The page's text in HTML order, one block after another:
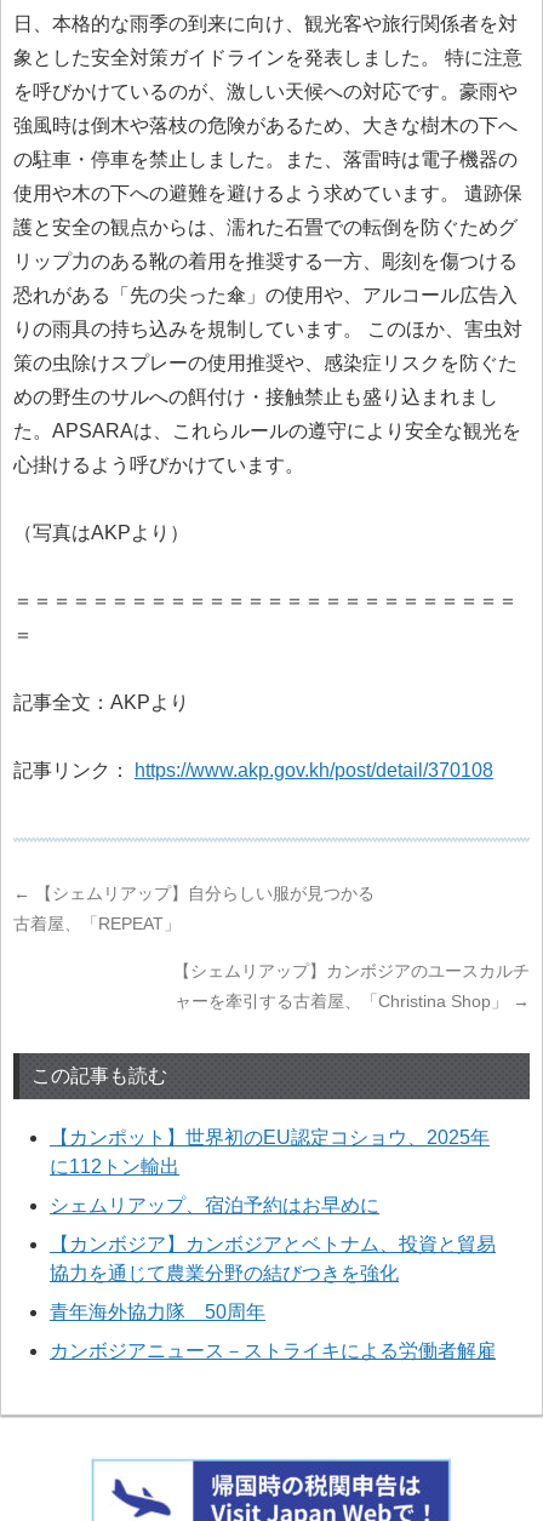
日、本格的な雨季の到来に向け、観光客や旅行関係者を対
象とした安全対策ガイドラインを発表しました。 特に注意
を呼びかけているのが、激しい天候への対応です。豪雨や
強風時は倒木や落枝の危険があるため、大きな樹木の下へ
の駐車・停車を禁止しました。また、落雷時は電子機器の
使用や木の下への避難を避けるよう求めています。 遺跡保
護と安全の観点からは、濡れた石畳での転倒を防ぐためグ
リップ力のある靴の着用を推奨する一方、彫刻を傷つける
恐れがある「先の尖った傘」の使用や、アルコール広告入
りの雨具の持ち込みを規制しています。 このほか、害虫対
策の虫除けスプレーの使用推奨や、感染症リスクを防ぐた
めの野生のサルへの餌付け・接触禁止も盛り込まれまし
た。APSARAは、これらルールの遵守により安全な観光を
心掛けるよう呼びかけています。
（写真はAKPより）
＝＝＝＝＝＝＝＝＝＝＝＝＝＝＝＝＝＝＝＝＝＝＝＝＝＝
＝
記事全文：AKPより
記事リンク： https://www.akp.gov.kh/post/detail/370108
←
【シェムリアップ】自分らしい服が見つかる
古着屋、「REPEAT」
【シェムリアップ】カンボジアのユースカルチ
ャーを牽引する古着屋、「Christina Shop」
→
この記事も読む
【カンポット】世界初のEU認定コショウ、2025年
に112トン輸出
シェムリアップ、宿泊予約はお早めに
【カンボジア】カンボジアとベトナム、投資と貿易
協力を通じて農業分野の結びつきを強化
青年海外協力隊 50周年
カンボジアニュース－ストライキによる労働者解雇